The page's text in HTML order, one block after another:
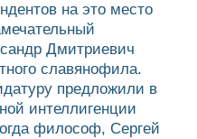
на это место
Дмитриевич
славянофила.
предложили в
интеллигенции
философ, Сергей